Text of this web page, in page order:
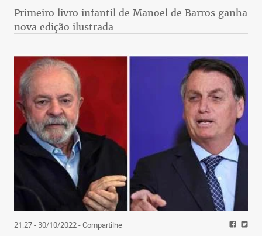
Primeiro livro infantil de Manoel de Barros ganha
nova edição ilustrada
21:27 - 30/10/2022- Compartilhe